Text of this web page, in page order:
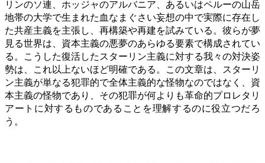
リンのソ連、ホッジャのアルバニア、あるいはペルーの山岳
地帯の大学で生まれた血なまぐさい妄想の中で実際に存在し
た共産主義を主張し、再構築や再建を試みている。彼らが夢
見る世界は、資本主義の悪夢のあらゆる要素で構成されてい
る。こうした復活したスターリン主義に対する我々の対決姿
勢は、これ以上ないほど明確である。この文章は、スターリ
ン主義が単なる犯罪的で全体主義的な怪物なのではなく、資
本主義の怪物であり、その犯罪が何よりも革命的プロレタリ
アートに対するものであることを理解するのに役立つだろ
う。